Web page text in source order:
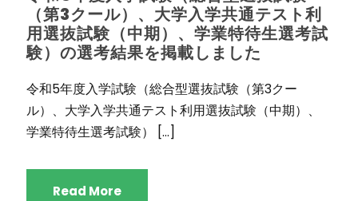
（第3クール）、大学入学共通テスト利
用選抜試験（中期）、学業特待生選考試
験）の選考結果を掲載しました
令和5年度入学試験（総合型選抜試験（第3クー
ル）、大学入学共通テスト利用選抜試験（中期）、
学業特待生選考試験） […]
Read More